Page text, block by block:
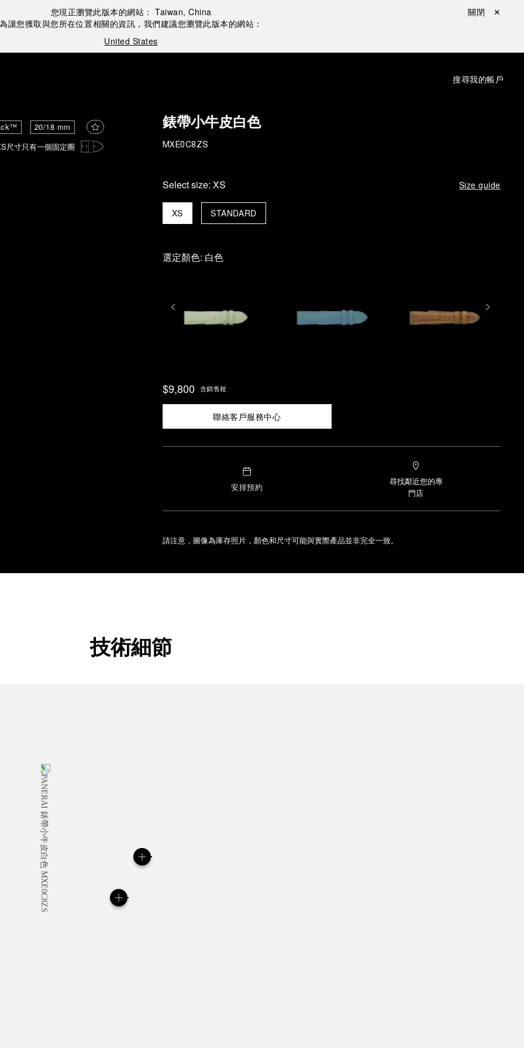
您現正瀏覽此版本的網站： Taiwan, China
為讓您獲取與您所在位置相關的資訊，我們建議您瀏覽此版本的網站：
United States
關閉 ✕
搜尋我的帳戶
20/18 mm
尺寸只有一個固定圈
錶帶小牛皮白色
MXE0C8ZS
Select size: XS Size guide
XS STANDARD
選定顏色: 白色
$9,800 含銷售稅
聯絡客戶服務中心
安排預約
尋找鄰近您的專
門店
請注意，圖像為庫存照片，顏色和尺寸可能與實際產品並非完全一致。
技術細節